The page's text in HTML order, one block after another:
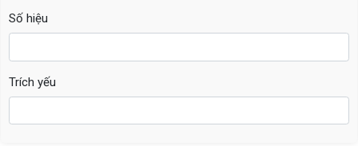
Số hiệu
Trích yếu